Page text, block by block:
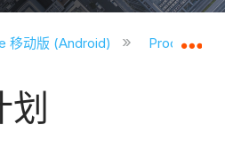
层次
移动版 (Android) Procore